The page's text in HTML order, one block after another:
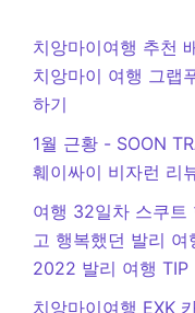
치앙마이여행 추천
치앙마이 여행 그랩
하기
1월 근황 - SOON
훼이싸이 비자런 리
여행 32일차 스쿠트
고 행복했던 발리
2022 발리 여행 TIP
치앙마이여행 EXK